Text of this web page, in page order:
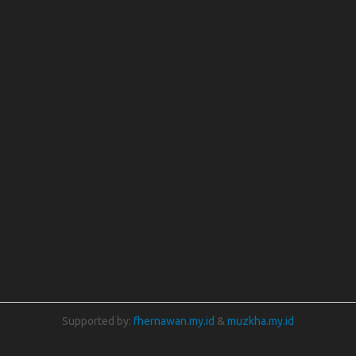
Supported by: fhernawan.my.id & muzkha.my.id